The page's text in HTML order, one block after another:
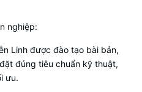
nghiệp:
Linh được đào tạo bài bản,
đúng tiêu chuẩn kỹ thuật,
ưu.